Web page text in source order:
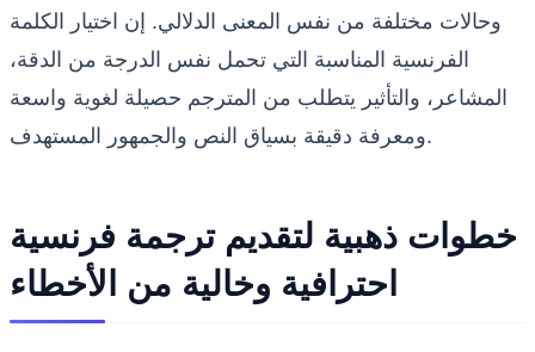
وحالات مختلفة من نفس المعنى الدلالي. إن اختيار الكلمة
الفرنسية المناسبة التي تحمل نفس الدرجة من الدقة،
المشاعر، والتأثير يتطلب من المترجم حصيلة لغوية واسعة
ومعرفة دقيقة بسياق النص والجمهور المستهدف.
خطوات ذهبية لتقديم ترجمة فرنسية
احترافية وخالية من الأخطاء